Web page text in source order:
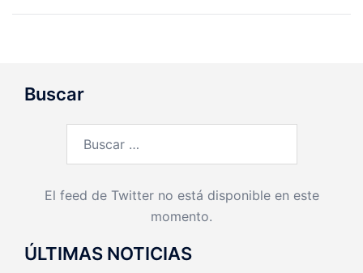
Buscar
El feed de Twitter no está disponible en este
momento.
ÚLTIMAS NOTICIAS